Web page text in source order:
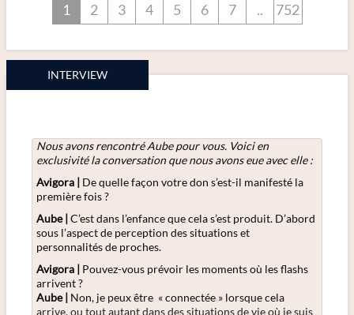
1 2 3 4 5 6 7 .. 752
INTERVIEW
Nous avons rencontré Aubepour vous. Voici en
exclusivité la conversation que nous avons eue avec elle :
Avigora | De quelle façon votre don s’est-il manifesté la
première fois ?
Aube| C’est dans l’enfance que cela s’est produit. D’abord
sous l’aspect de perception des situations et
personnalités de proches.
Avigora | Pouvez-vous prévoir les moments où les flashs
arrivent ?
Aube | Non, je peux être « connectée » lorsque cela
arrive, ou tout autant dans des situations de vie où je suis